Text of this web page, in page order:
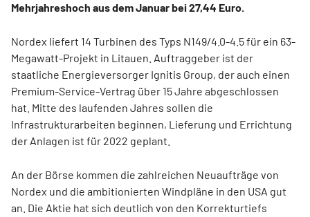
Mehrjahreshoch aus dem Januar bei 27,44 Euro.
Nordex liefert 14 Turbinen des Typs N149/4.0-4.5 für ein 63-
Megawatt-Projekt in Litauen. Auftraggeber ist der
staatliche Energieversorger Ignitis Group, der auch einen
Premium-Service-Vertrag über 15 Jahre abgeschlossen
hat. Mitte des laufenden Jahres sollen die
Infrastrukturarbeiten beginnen, Lieferung und Errichtung
der Anlagen ist für 2022 geplant.
An der Börse kommen die zahlreichen Neuaufträge von
Nordex und die ambitionierten Windpläne in den USA gut
an. Die Aktie hat sich deutlich von den Korrekturtiefs